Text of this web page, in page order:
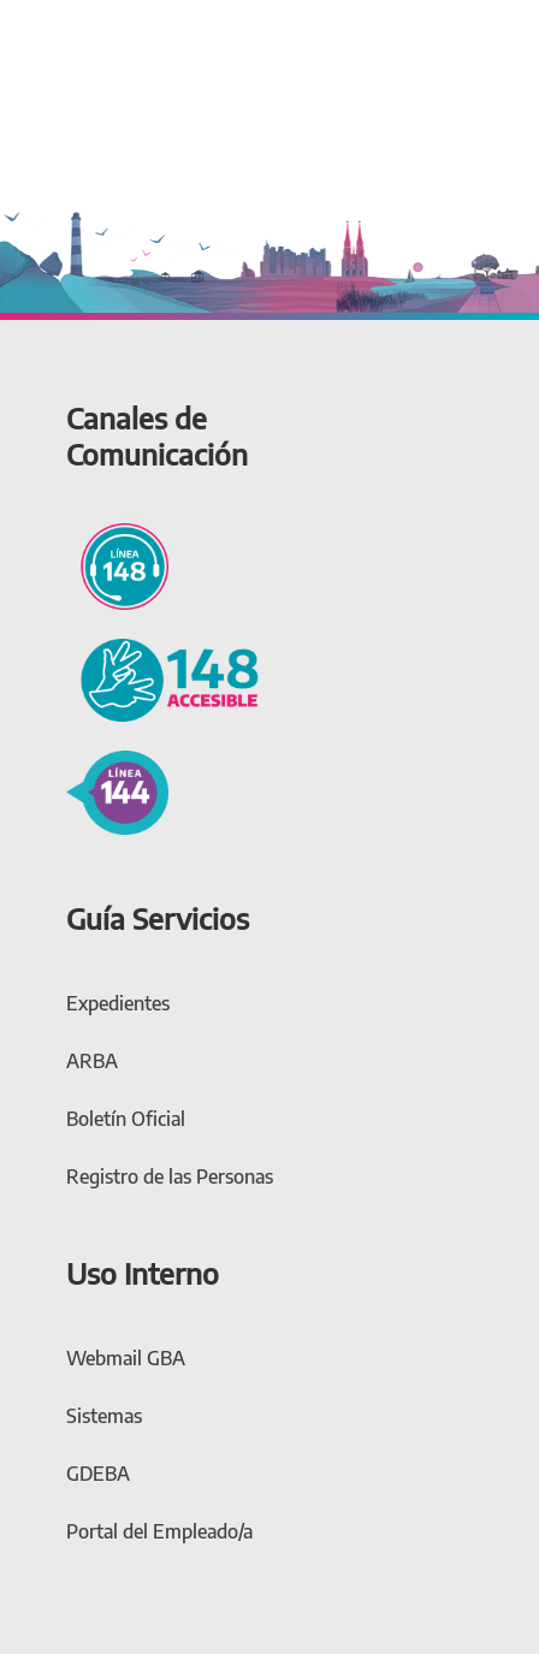
Canales de
Comunicación
Guía Servicios
Expedientes
ARBA
Boletín Oficial
Registro de las Personas
Uso Interno
Webmail GBA
Sistemas
GDEBA
Portal del Empleado/a